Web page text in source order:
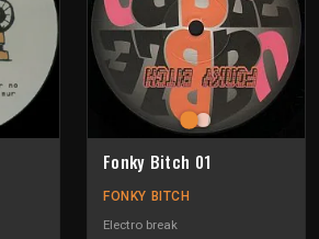
Fonky Bitch 01
FONKY BITCH
Electro break